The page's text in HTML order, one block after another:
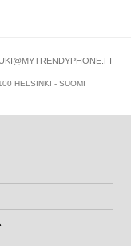
HELSINKI - SUOMI